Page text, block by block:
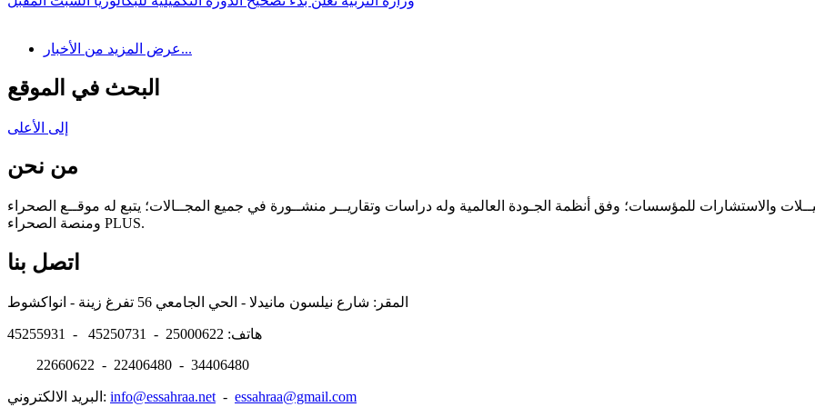
عرض المزيد من الأخبار...
البحث في الموقع
إلى الأعلى
من نحن
والاستشارات للمؤسسات؛ وفق أنظمة الجـودة العالمية وله دراسات وتقاريــر منشــورة في جميع المجــالات؛ يتبع له موقــع الصحراء
ومنصة الصحراء PLUS.
اتصل بنا
هاتف: 25000622 - 45250731 - 45255931
22660622 - 22406480 - 34406480
البريد الالكتروني: info@essahraa.net - essahraa@gmail.com